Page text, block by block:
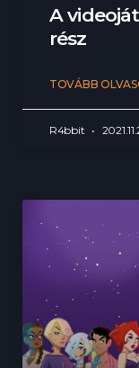
A
rész
TOVÁBB
R4bbit